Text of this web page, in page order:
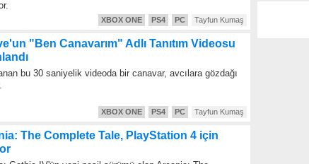
Tayfun Kumaş
PC
PS4
XBOX ONE
"Ben Canavarım" Adlı Tanıtım Videosu
bu 30 saniyelik videoda bir canavar, avcılara gözdağı
Tayfun Kumaş
PC
PS4
XBOX ONE
The Complete Tale, PlayStation 4 için